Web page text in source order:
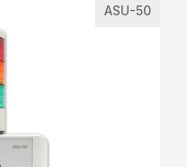
ASU-50